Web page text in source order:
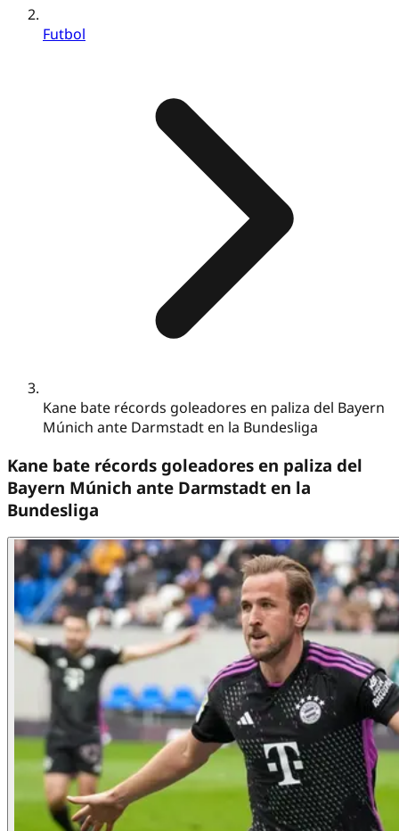
Futbol
Kane bate récords goleadores en paliza del Bayern
Múnich ante Darmstadt en la Bundesliga
Kane bate récords goleadores en paliza del
Bayern Múnich ante Darmstadt en la
Bundesliga